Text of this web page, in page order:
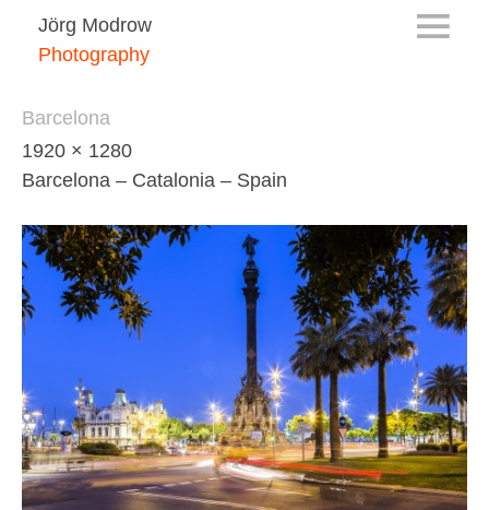
Jörg Modrow
Photography
Barcelona
1920 × 1280
Barcelona – Catalonia – Spain